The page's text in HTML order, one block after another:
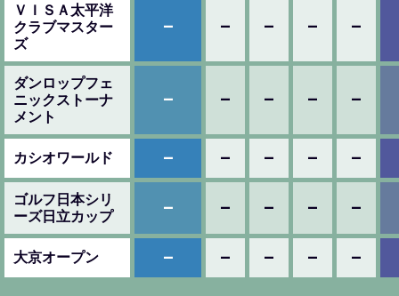
ＶＩＳＡ太平洋
クラブマスター
ズ
– – – – –
ダンロップフェ
ニックストーナ
メント
– – – – –
カシオワールド – – – – –
ゴルフ日本シリ
ーズ日立カップ
– – – – –
大京オープン – – – – –